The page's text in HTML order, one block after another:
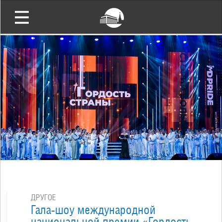
ДРУГОЕ
Гала-шоу международной